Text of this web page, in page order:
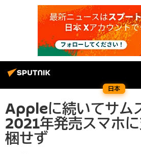
日本
Appleに続いてサム
2021年発売スマホ
梱せず